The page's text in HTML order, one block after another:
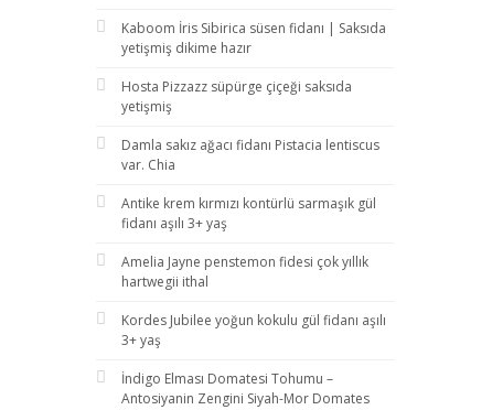
Kaboom İris Sibirica süsen fidanı | Saksıda
yetişmiş dikime hazır
Hosta Pizzazz süpürge çiçeği saksıda
yetişmiş
Damla sakız ağacı fidanı Pistacia lentiscus
var. Chia
Antike krem kırmızı kontürlü sarmaşık gül
fidanı aşılı 3+ yaş
Amelia Jayne penstemon fidesi çok yıllık
hartwegii ithal
Kordes Jubilee yoğun kokulu gül fidanı aşılı
3+ yaş
İndigo Elması Domatesi Tohumu –
Antosiyanin Zengini Siyah-Mor Domates